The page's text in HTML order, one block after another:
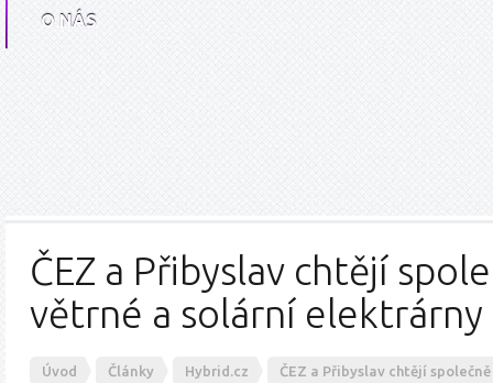
O NÁS
ČEZ a Přibyslav chtějí
větrné a solární elektrárny
Úvod Články Hybrid.cz ČEZ a Přibyslav chtějí